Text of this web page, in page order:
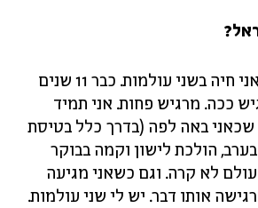
האמת שזה מעניין, אני חיה בשני עולמות. כבר 11 שנים
ככה. מרגיש פחות. אני תמיד
שכאני באה לפה (בדרך כלל בטיסת
הולכת לישון וקמה בבוקר
לא קרה. וגם כשאני מגיעה
אותו דבר. יש לי שני עולמות.